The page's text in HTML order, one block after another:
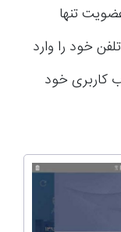
تنها
خود را وارد
کاربری خود